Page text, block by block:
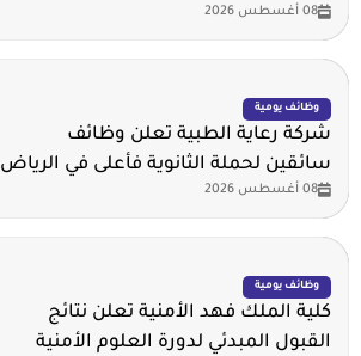
08 أغسطس 2026
وظائف يومية
شركة رعاية الطبية تعلن وظائف
سائقين لحملة الثانوية فأعلى في الرياض
08 أغسطس 2026
وظائف يومية
كلية الملك فهد الأمنية تعلن نتائج
القبول المبدئي لدورة العلوم الأمنية